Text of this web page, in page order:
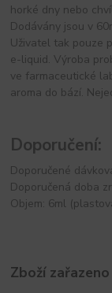
horké dny nebo
Dodávány jsou v
Uživatel tak pouze
e-liquid. Výroba
ve farmaceutické
aroma do bází.
Doporučení:
Doporučené
Doporučená doba
Objem: 6ml
Zboží